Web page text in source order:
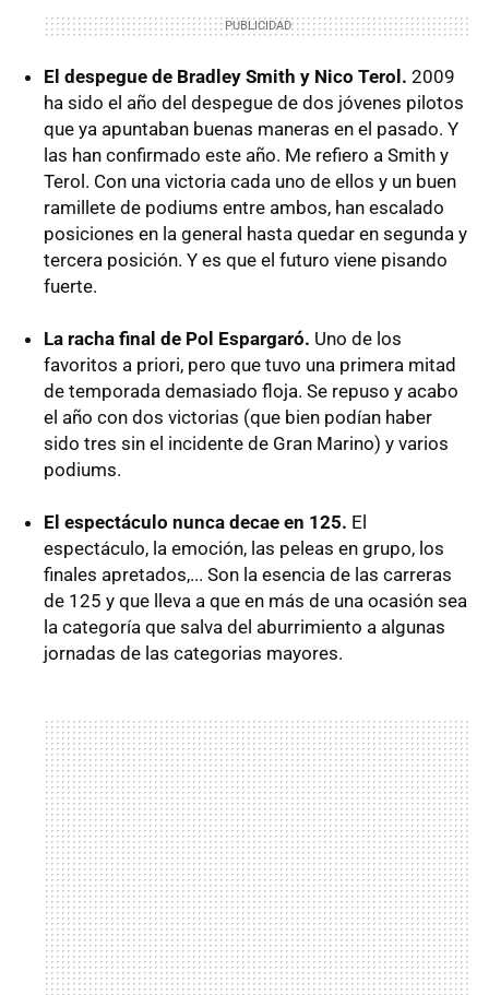
El despegue de Bradley Smith y Nico Terol. 2009
ha sido el año del despegue de dos jóvenes pilotos
que ya apuntaban buenas maneras en el pasado. Y
las han confirmado este año. Me refiero a Smith y
Terol. Con una victoria cada uno de ellos y un buen
ramillete de podiums entre ambos, han escalado
posiciones en la general hasta quedar en segunda y
tercera posición. Y es que el futuro viene pisando
fuerte.
La racha final de Pol Espargaró. Uno de los
favoritos a priori, pero que tuvo una primera mitad
de temporada demasiado floja. Se repuso y acabo
el año con dos victorias (que bien podían haber
sido tres sin el incidente de Gran Marino) y varios
podiums.
El espectáculo nunca decae en 125. El
espectáculo, la emoción, las peleas en grupo, los
finales apretados,... Son la esencia de las carreras
de 125 y que lleva a que en más de una ocasión sea
la categoría que salva del aburrimiento a algunas
jornadas de las categorias mayores.